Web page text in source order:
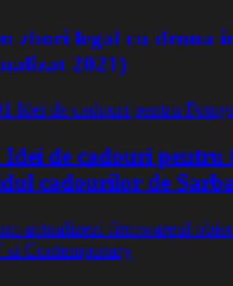
zbori legal cu drona
2021)
Idei de cadouri pentru
cadourilor de